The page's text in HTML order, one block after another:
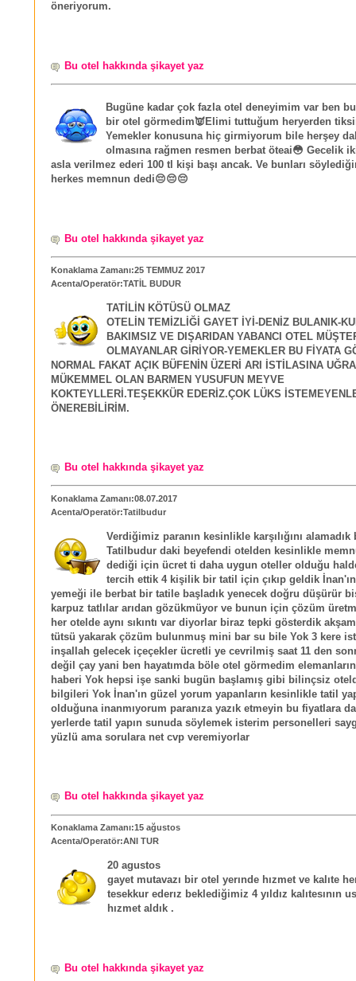
öneriyorum.
Bu otel hakkında şikayet yaz
Bugüne kadar çok fazla otel deneyimim var ben
bir otel görmedim👿Elimi tuttuğum heryerden
Yemekler konusuna hiç girmiyorum bile herşey
olmasına rağmen resmen berbat öteai😳 Gecelik
asla verilmez ederi 100 tl kişi başı ancak. Ve bunları
herkes memnun dedi😔😔😔
Bu otel hakkında şikayet yaz
Konaklama Zamanı:25 TEMMUZ 2017
Acenta/Operatör:TATİL BUDUR
TATİLİN KÖTÜSÜ OLMAZ
OTELİN TEMİZLİĞİ GAYET İYİ-DENİZ BULANIK-
BAKIMSIZ VE DIŞARIDAN YABANCI OTEL
OLMAYANLAR GİRİYOR-YEMEKLER BU FİYATA
NORMAL FAKAT AÇIK BÜFENİN ÜZERİ ARI İSTİLASINA
MÜKEMMEL OLAN BARMEN YUSUFUN MEYVE
KOKTEYLLERİ.TEŞEKKÜR EDERİZ.ÇOK LÜKS
ÖNEREBİLİRİM.
Bu otel hakkında şikayet yaz
Konaklama Zamanı:08.07.2017
Acenta/Operatör:Tatilbudur
Verdiğimiz paranın kesinlikle karşılığını alamadık
Tatilbudur daki beyefendi otelden kesinlikle
dediği için ücret ti daha uygun oteller olduğu
tercih ettik 4 kişilik bir tatil için çıkıp geldik
yemeği ile berbat bir tatile başladık yenecek doğru düşürür
karpuz tatlılar arıdan gözükmüyor ve bunun için çözüm
her otelde aynı sıkıntı var diyorlar biraz tepki gösterdik
tütsü yakarak çözüm bulunmuş mini bar su bile Yok 3 kere
inşallah gelecek içeçekler ücretli ye cevrilmiş saat 11 den
değil çay yani ben hayatımda böle otel görmedim
haberi Yok hepsi işe sanki bugün başlamış gibi bilinçsiz
bilgileri Yok İnan'ın güzel yorum yapanların kesinlikle tatil
olduğuna inanmıyorum paranıza yazık etmeyin bu fiyatlara
yerlerde tatil yapın sunuda söylemek isterim personelleri
yüzlü ama sorulara net cvp veremiyorlar
Bu otel hakkında şikayet yaz
Konaklama Zamanı:15 ağustos
Acenta/Operatör:ANI TUR
20 agustos
gayet mutavazı bir otel yerınde hızmet ve kalıte
tesekkur ederız beklediğimiz 4 yıldız kalıtesının
hızmet aldık .
Bu otel hakkında şikayet yaz